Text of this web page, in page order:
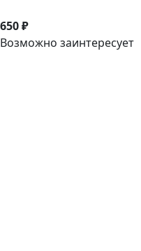
650 ₽
Возможно заинтересует